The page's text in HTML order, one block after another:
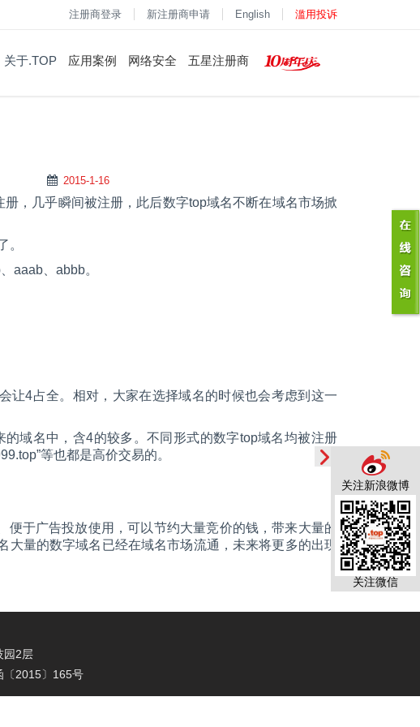
注册商登录 新注册商申请 English 滥用投诉
关于.TOP 应用案例 网络安全 五星注册商
关注新浪微博
关注微信
2015-1-16
，几乎瞬间被注册，此后数字top域名不断在域名市场掀
。
aaab、abbb。
让4占全。相对，大家在选择域名的时候也会考虑到这一
域名中，含4的较多。不同形式的数字top域名均被注册
等也都是高价交易的。
于广告投放使用，可以节约大量竞价的钱，带来大量的
量的数字域名已经在域名市场流通，未来将更多的出现
2层
〔2015〕165号